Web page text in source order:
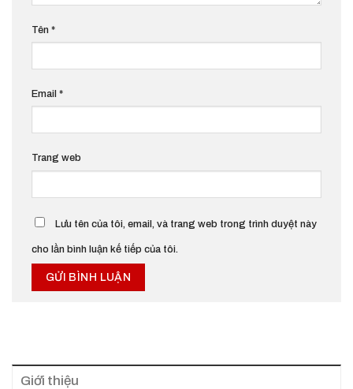
Tên *
Email *
Trang web
Lưu tên của tôi, email, và trang web trong trình duyệt này
cho lần bình luận kế tiếp của tôi.
Giới thiệu